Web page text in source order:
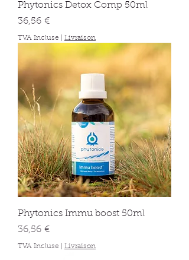
Phytonics Detox Comp 50ml
Prix
36,56 €
TVA Incluse Livraison
Phytonics Immu boost 50ml
Prix
36,56 €
TVA Incluse Livraison